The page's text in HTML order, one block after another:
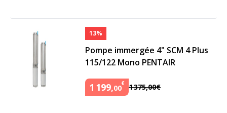
13%
Pompe immergée 4" SCM 4 Plus
115/122 Mono PENTAIR
1 199,00€ 1375,00€